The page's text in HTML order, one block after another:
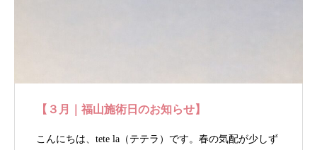
【３月｜福山施術日のお知らせ】
こんにちは、tete la（テテラ）です。春の気配が少しず